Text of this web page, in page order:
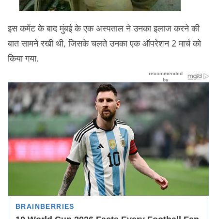
इस कमेंट के बाद मुंबई के एक अस्पताल ने उनका इलाज करने की
बात सामने रखी थी, जिसके चलते उनका एक ऑपरेशन 2 मार्च को
किया गया.